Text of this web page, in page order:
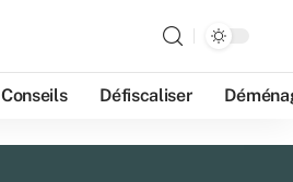
Conseils Défiscaliser